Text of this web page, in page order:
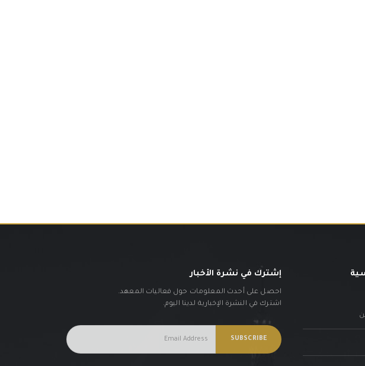
إشترك في نشرة الأخبار
احصل على أحدث المعلومات حول فعاليات المعهد.
اشترك في النشرة الإخبارية لدينا اليوم.